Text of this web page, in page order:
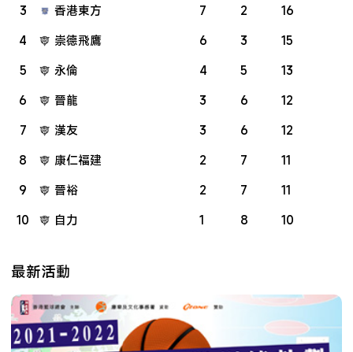
3
香港東方 7 2
16
4
崇德飛鷹 6 3
15
5
永倫 4 5
13
6
晉龍 3 6
12
7
漢友 3 6
12
8
康仁福建 2 7
11
9
晉裕 2 7
11
10
自力 1 8 10
最新活動